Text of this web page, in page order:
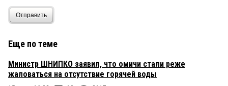
Отправить
Еще по теме
Министр ШНИПКО заявил, что омичи стали реже
жаловаться на отсутствие горячей воды